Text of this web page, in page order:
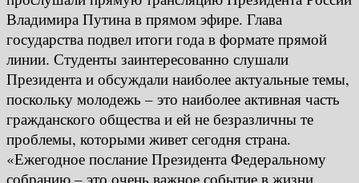
Владимира Путина в прямом эфире. Глава
государства подвел итоги года в формате прямой
линии. Студенты заинтересованно слушали
Президента и обсуждали наиболее актуальные темы,
поскольку молодежь – это наиболее активная часть
гражданского общества и ей не безразличны те
проблемы, которыми живет сегодня страна.
«Ежегодное послание Президента Федеральному
собранию – это очень важное событие в жизни